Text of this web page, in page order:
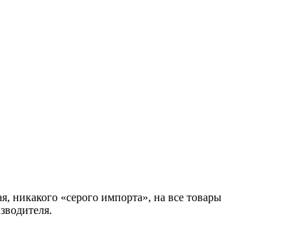
никакого «серого импорта», на все товары